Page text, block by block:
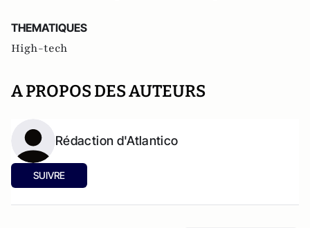
THEMATIQUES
High-tech
A PROPOS DES AUTEURS
Rédaction d'Atlantico
SUIVRE